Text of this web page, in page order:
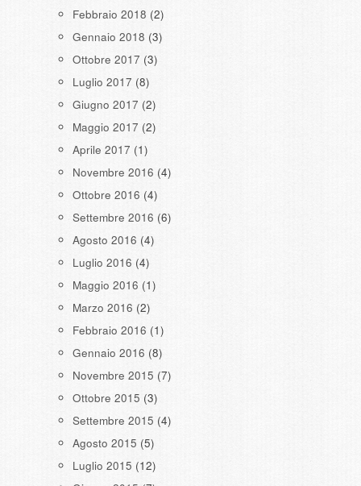
Febbraio 2018 (2)
Gennaio 2018 (3)
Ottobre 2017 (3)
Luglio 2017 (8)
Giugno 2017 (2)
Maggio 2017 (2)
Aprile 2017 (1)
Novembre 2016 (4)
Ottobre 2016 (4)
Settembre 2016 (6)
Agosto 2016 (4)
Luglio 2016 (4)
Maggio 2016 (1)
Marzo 2016 (2)
Febbraio 2016 (1)
Gennaio 2016 (8)
Novembre 2015 (7)
Ottobre 2015 (3)
Settembre 2015 (4)
Agosto 2015 (5)
Luglio 2015 (12)